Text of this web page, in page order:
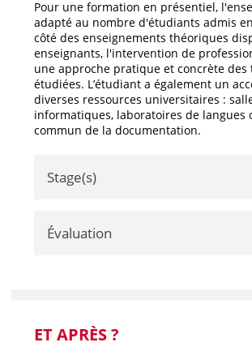
Pour une formation en présentiel,
adapté au nombre d'étudiants admis
côté des enseignements théoriques
enseignants, l'intervention de
une approche pratique et concrète des
étudiées. L’étudiant a également un
diverses ressources universitaires :
informatiques, laboratoires de langues
commun de la documentation.
Stage(s)
Évaluation
ET APRÈS ?